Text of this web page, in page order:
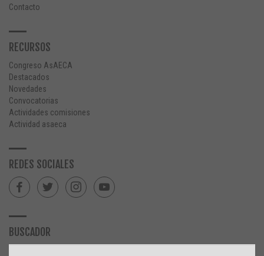
Contacto
RECURSOS
Congreso AsAECA
Destacados
Novedades
Convocatorias
Actividades comisiones
Actividad asaeca
REDES SOCIALES
BUSCADOR